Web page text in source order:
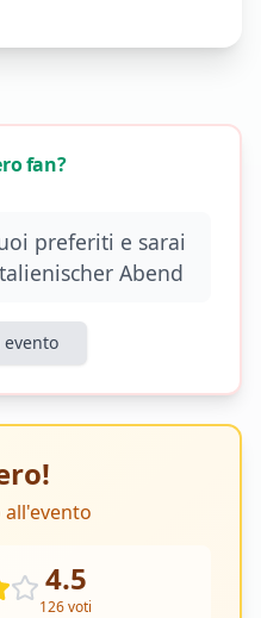
fan?
preferiti e sarai
Abend
evento
4.5
126voti